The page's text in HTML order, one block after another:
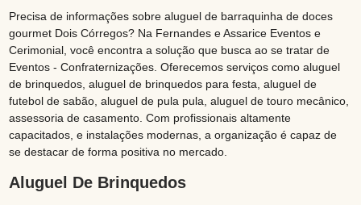
Precisa de informações sobre aluguel de barraquinha de doces
gourmet Dois Córregos? Na Fernandes e Assarice Eventos e
Cerimonial, você encontra a solução que busca ao se tratar de
Eventos - Confraternizações. Oferecemos serviços como aluguel
de brinquedos, aluguel de brinquedos para festa, aluguel de
futebol de sabão, aluguel de pula pula, aluguel de touro mecânico,
assessoria de casamento. Com profissionais altamente
capacitados, e instalações modernas, a organização é capaz de
se destacar de forma positiva no mercado.
Aluguel De Brinquedos